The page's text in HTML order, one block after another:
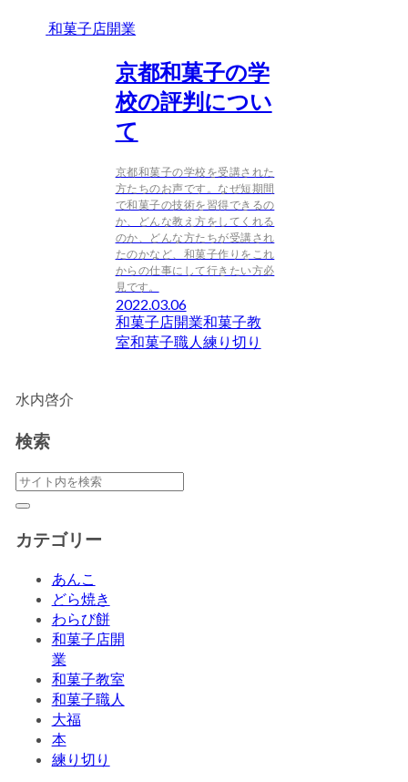
和菓子店開業
京都和菓子の学
校の評判につい
て
京都和菓子の学校を受講された
方たちのお声です。なぜ短期間
で和菓子の技術を習得できるの
か、どんな教え方をしてくれる
のか、どんな方たちが受講され
たのかなど、和菓子作りをこれ
からの仕事にして行きたい方必
見です。
2022.03.06
和菓子店開業和菓子教
室和菓子職人 練り切り
水内啓介
検索
カテゴリー
あんこ
どら焼き
わらび餅
和菓子店開
業
和菓子教室
和菓子職人
大福
本
練り切り